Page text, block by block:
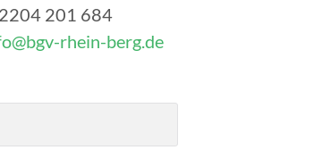
201 684
rhein-berg.de
Feld leer.